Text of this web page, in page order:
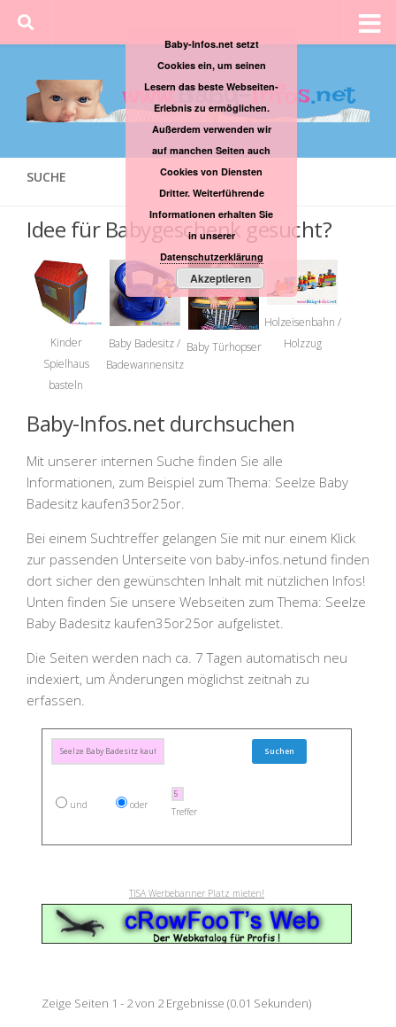
SUCHE
Idee für Babygeschenk gesucht?
Kinder
Spielhaus
basteln
Baby Badesitz /
Badewannensitz
Baby Türhopser
Holzeisenbahn /
Holzzug
Baby-Infos.net durchsuchen
Mit unserer internen Suche finden Sie alle
Informationen, zum Beispiel zum Thema: Seelze Baby
Badesitz kaufen35or25or
Bei einem Suchtreffer gelangen Sie mit nur einem Klick
zur passenden Unterseite von baby-infos.netund finden
dort sicher den gewünschten Inhalt mit nützlichen Infos!
Unten finden Sie unsere Webseiten zum Thema: Seelze
Baby Badesitz kaufen35or25or aufgelistet.
Die Seiten werden nach ca. 7 Tagen automatisch neu
indexiert, um Änderungen möglichst zeitnah zu
erfassen.
und oder
Treffer
TISA Werbebanner Platz mieten!
Zeige Seiten 1 - 2 von 2 Ergebnisse (0.01 Sekunden)
Baby-Infos.net setzt
Cookies ein, um seinen
Lesern das beste Webseiten-
Erlebnis zu ermöglichen.
Außerdem verwenden wir
auf manchen Seiten auch
Cookies von Diensten
Dritter. Weiterführende
Informationen erhalten Sie
in unserer
Datenschutzerklärung
Akzeptieren